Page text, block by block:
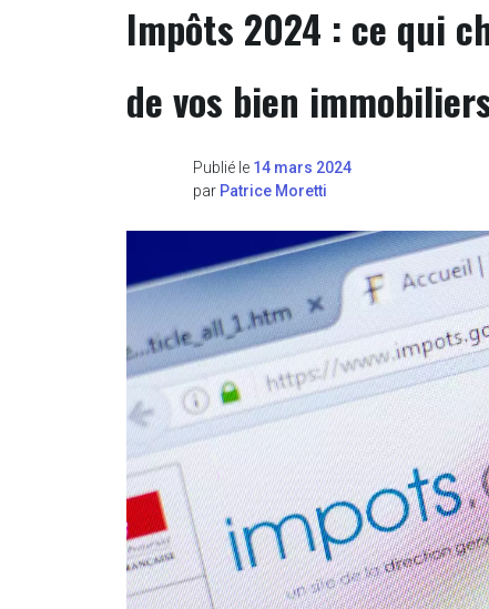
Impôts 2024 : ce qui
de vos bien
Publié le 14 mars 2024
par Patrice Moretti